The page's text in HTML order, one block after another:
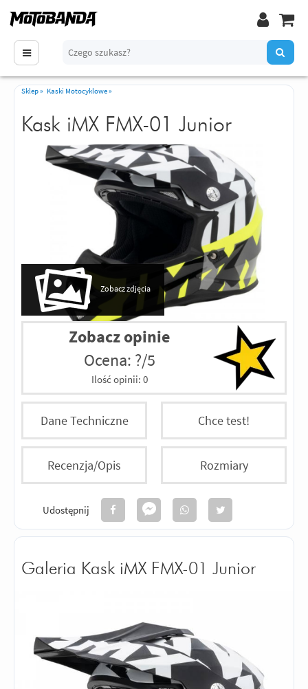
Sklep» Kaski Motocyklowe»
Kask iMX FMX-01 Junior
Zobacz zdjęcia
Zobacz opinie
Ocena: ?/5
Ilość opinii: 0
Dane Techniczne Chce test!
Recenzja/Opis Rozmiary
Udostępnij
Galeria Kask iMX FMX-01 Junior